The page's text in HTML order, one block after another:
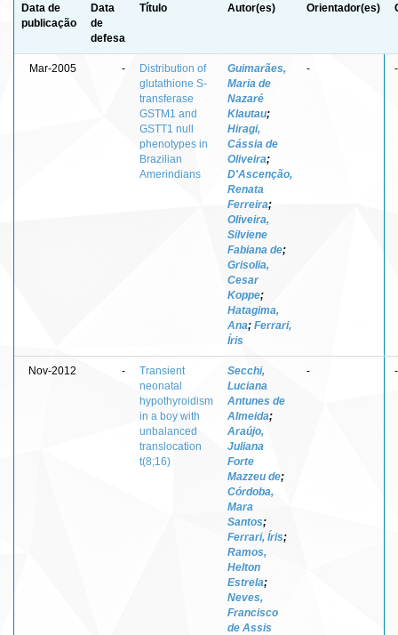
Data de
publicação
Data
de
defesa
Título Autor(es) Orientador(es)
Mar-2005 -
Distribution of
glutathione S-
transferase
GSTM1 and
GSTT1 null
phenotypes in
Brazilian
Amerindians
Guimarães,
Maria de
Nazaré
Klautau;
Hiragi,
Cássia de
Oliveira;
D'Ascenção,
Renata
Ferreira;
Oliveira,
Silviene
Fabiana de;
Grisolia,
Cesar
Koppe;
Hatagima,
Ana; Ferrari,
Íris
- -
Nov-2012 -
Transient
neonatal
hypothyroidism
in a boy with
unbalanced
translocation
t(8;16)
Secchi,
Luciana
Antunes de
Almeida;
Araújo,
Juliana
Forte
Mazzeu de;
Córdoba,
Mara
Santos;
Ferrari, Íris;
Ramos,
Helton
Estrela;
Neves,
Francisco
de Assis
- -